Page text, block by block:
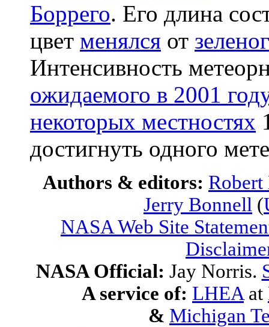
Боррего. Его длина
цвет менялся от
Интенсивность
ожидаемого в 2001
некоторых местностях
достигнуть одного
Authors & editors:
Jerry Bonnell (
NASA Web Site
NASA Official: Jay Norris.
A service of: LHEA at
& Michigan